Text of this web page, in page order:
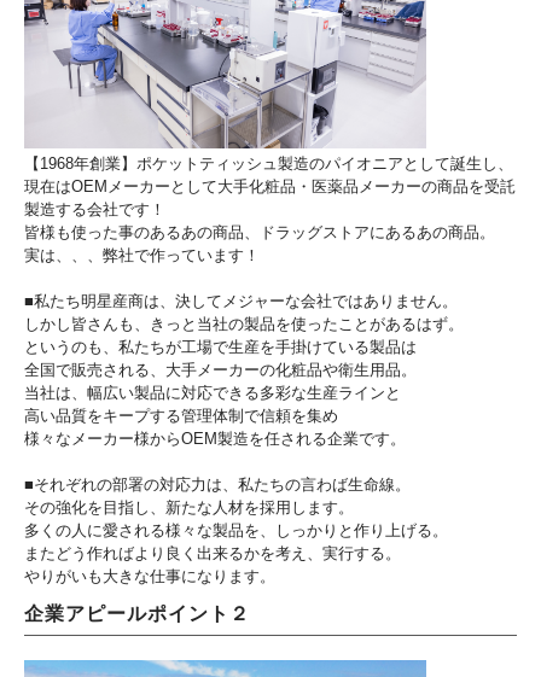
【1968年創業】ポケットティッシュ製造のパイオニアとして誕生し、
現在はOEMメーカーとして大手化粧品・医薬品メーカーの商品を受託
製造する会社です！
皆様も使った事のあるあの商品、ドラッグストアにあるあの商品。
実は、、、弊社で作っています！
■私たち明星産商は、決してメジャーな会社ではありません。
しかし皆さんも、きっと当社の製品を使ったことがあるはず。
というのも、私たちが工場で生産を手掛けている製品は
全国で販売される、大手メーカーの化粧品や衛生用品。
当社は、幅広い製品に対応できる多彩な生産ラインと
高い品質をキープする管理体制で信頼を集め
様々なメーカー様からOEM製造を任される企業です。
■それぞれの部署の対応力は、私たちの言わば生命線。
その強化を目指し、新たな人材を採用します。
多くの人に愛される様々な製品を、しっかりと作り上げる。
またどう作ればより良く出来るかを考え、実行する。
やりがいも大きな仕事になります。
企業アピールポイント２